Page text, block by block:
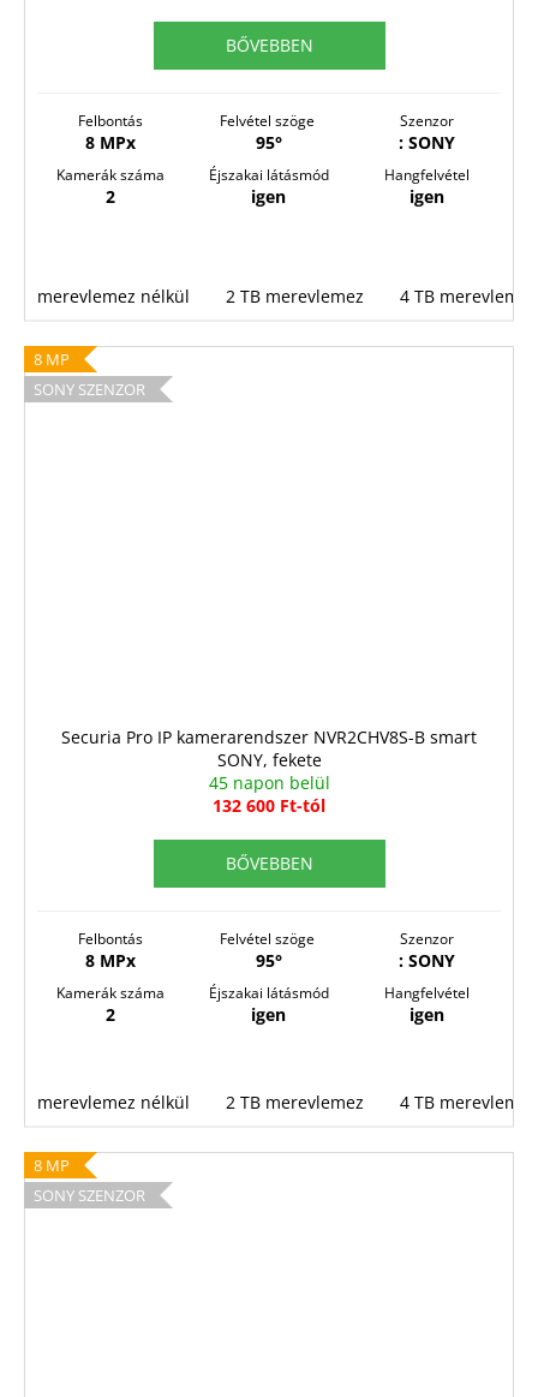
BŐVEBBEN
Felbontás
8 MPx
Felvétel szöge
95°
Szenzor
: SONY
Kamerák száma
2
Éjszakai látásmód
igen
Hangfelvétel
igen
merevlemez nélkül 2 TB merevlemez 4 TB merevlemez
8 MP
SONY SZENZOR
Securia Pro IP kamerarendszer NVR2CHV8S-B smart
SONY, fekete
45 napon belül
132 600 Ft-tól
BŐVEBBEN
Felbontás
8 MPx
Felvétel szöge
95°
Szenzor
: SONY
Kamerák száma
2
Éjszakai látásmód
igen
Hangfelvétel
igen
merevlemez nélkül 2 TB merevlemez 4 TB merevlemez
8 MP
SONY SZENZOR